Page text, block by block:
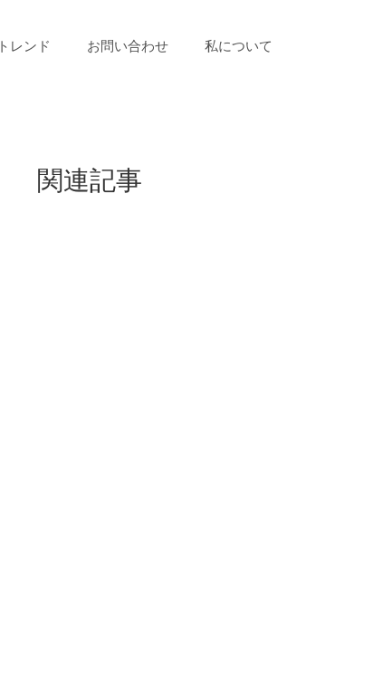
トレンド お問い合わせ 私について
関連記事